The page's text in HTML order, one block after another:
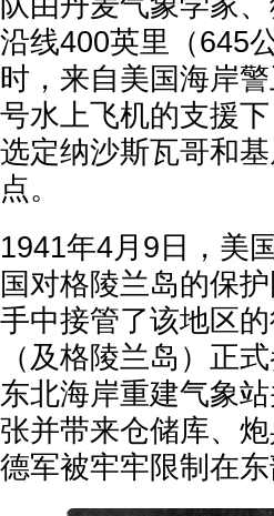
沿线400英里（645
时，来自美国海岸
号水上飞机的支援
选定纳沙斯瓦哥和
点。
1941年4月9日，美
国对格陵兰岛的保
手中接管了该地区
（及格陵兰岛）正
东北海岸重建气象
张并带来仓储库、
德军被牢牢限制在东